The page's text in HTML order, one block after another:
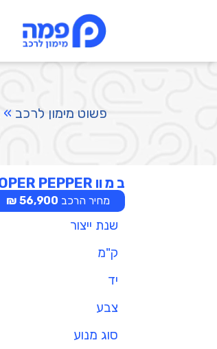
פשוט מימון לרכב »
ב מ וו MINI COOPER PEPPER
מחיר הרכב 56,900 ₪
שנת ייצור
ק"מ
יד
צבע
סוג מנוע